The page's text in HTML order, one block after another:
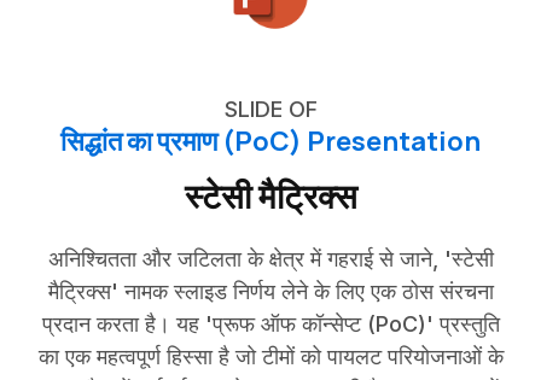
SLIDE OF
सिद्धांत का प्रमाण (PoC) Presentation
स्टेसी मैट्रिक्स
अनिश्चितता और जटिलता के क्षेत्र में गहराई से जाने, 'स्टेसी
मैट्रिक्स' नामक स्लाइड निर्णय लेने के लिए एक ठोस संरचना
प्रदान करता है। यह 'प्रूफ ऑफ कॉन्सेप्ट (PoC)' प्रस्तुति
का एक महत्वपूर्ण हिस्सा है जो टीमों को पायलट परियोजनाओं के